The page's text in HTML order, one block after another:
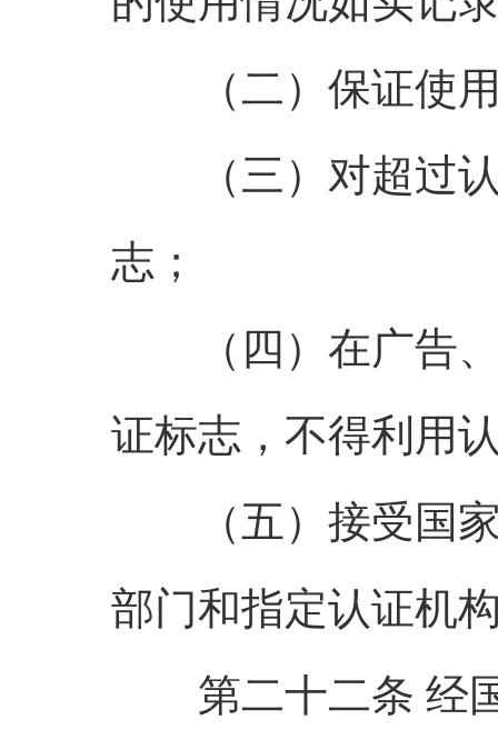
（二）保证使用
（三）对超过认
志；
（四）在广告、
证标志，不得利用
（五）接受国家
部门和指定认证机
第二十二条 经国